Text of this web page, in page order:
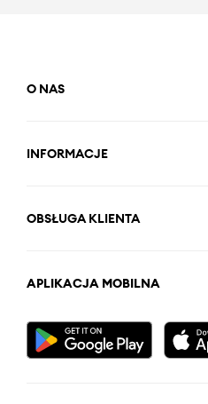
O NAS
INFORMACJE
OBSŁUGA KLIENTA
APLIKACJA MOBILNA